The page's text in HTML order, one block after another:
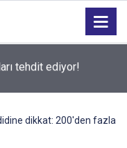
açıklandı
dikkat: 200'den fazla